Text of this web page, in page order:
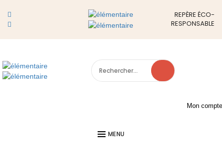
REPÈRE ÉCO-
RESPONSABLE
Mon
MENU
CAPITAINE COSMÉTIQUES
LE E-SHOP RESPONSABLE ET ENGAGÉ DONT VOUS RÊVIEZ
Show Sidebar
FiltreX
Search